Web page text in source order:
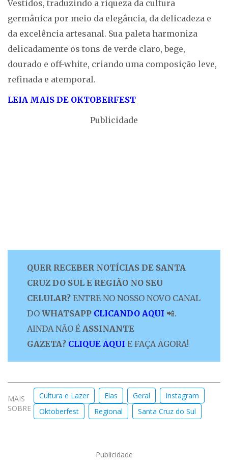
Vestidos, traduzindo a riqueza da cultura
germânica por meio da elegância, da delicadeza e
da excelência artesanal. Sua paleta harmoniza
delicadamente os tons de verde claro, bege,
dourado e off-white, criando uma composição leve,
refinada e atemporal.
LEIA MAIS DE OKTOBERFEST
Publicidade
QUER RECEBER NOTÍCIAS DE SANTA
CRUZ DO SUL E REGIÃO NO SEU
CELULAR? ENTRE NO NOSSO NOVO CANAL
DO WHATSAPP CLICANDO AQUI 📲.
AINDA NÃO É ASSINANTE
GAZETA? CLIQUE AQUI E FAÇA AGORA!
MAIS
SOBRE
Cultura e Lazer Elas Geral
Instagram
Oktoberfest
Regional Santa Cruz do Sul
Publicidade